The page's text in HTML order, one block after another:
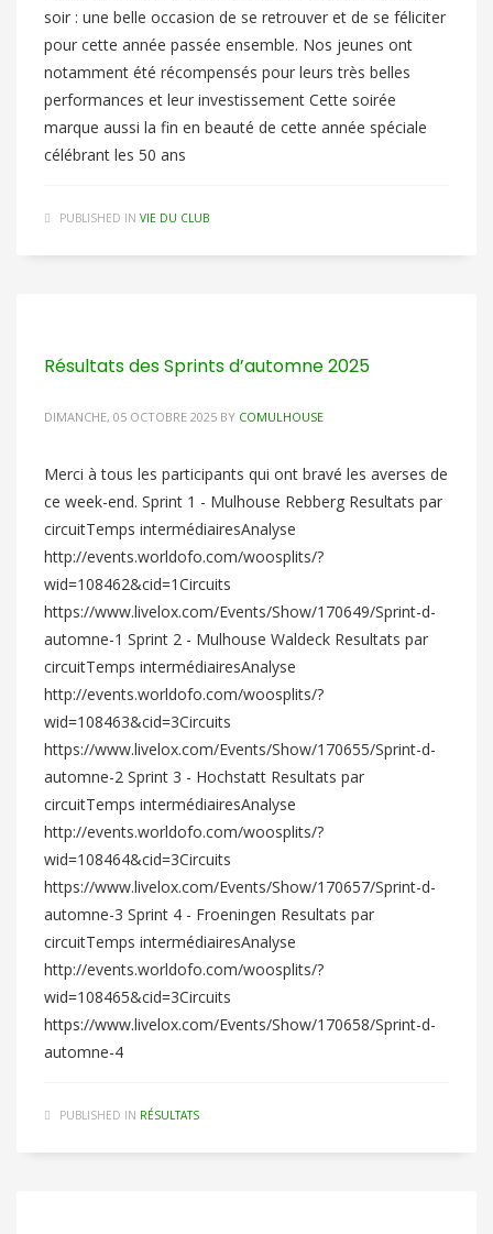
soir : une belle occasion de se retrouver et de se féliciter
pour cette année passée ensemble. Nos jeunes ont
notamment été récompensés pour leurs très belles
performances et leur investissement Cette soirée
marque aussi la fin en beauté de cette année spéciale
célébrant les 50 ans
PUBLISHED IN VIE DU CLUB
Résultats des Sprints d’automne 2025
DIMANCHE, 05 OCTOBRE 2025 BY COMULHOUSE
Merci à tous les participants qui ont bravé les averses de
ce week-end. Sprint 1 - Mulhouse Rebberg Resultats par
circuitTemps intermédiairesAnalyse
http://events.worldofo.com/woosplits/?
wid=108462&cid=1Circuits
https://www.livelox.com/Events/Show/170649/Sprint-d-
automne-1 Sprint 2 - Mulhouse Waldeck Resultats par
circuitTemps intermédiairesAnalyse
http://events.worldofo.com/woosplits/?
wid=108463&cid=3Circuits
https://www.livelox.com/Events/Show/170655/Sprint-d-
automne-2 Sprint 3 - Hochstatt Resultats par
circuitTemps intermédiairesAnalyse
http://events.worldofo.com/woosplits/?
wid=108464&cid=3Circuits
https://www.livelox.com/Events/Show/170657/Sprint-d-
automne-3 Sprint 4 - Froeningen Resultats par
circuitTemps intermédiairesAnalyse
http://events.worldofo.com/woosplits/?
wid=108465&cid=3Circuits
https://www.livelox.com/Events/Show/170658/Sprint-d-
automne-4
PUBLISHED IN RÉSULTATS